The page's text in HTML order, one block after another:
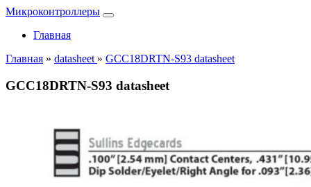
Микроконтроллеры
Главная
Главная » datasheet » GCC18DRTN-S93 datasheet
GCC18DRTN-S93 datasheet